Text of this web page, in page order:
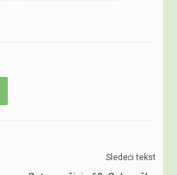
Sledeći tekst